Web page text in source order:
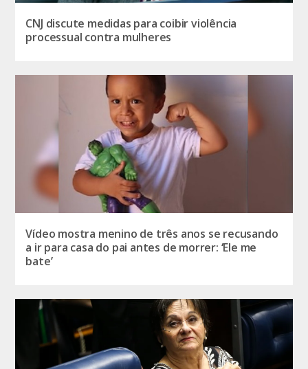
CNJ discute medidas para coibir violência
processual contra mulheres
Vídeo mostra menino de três anos se recusando
a ir para casa do pai antes de morrer: ‘Ele me
bate’